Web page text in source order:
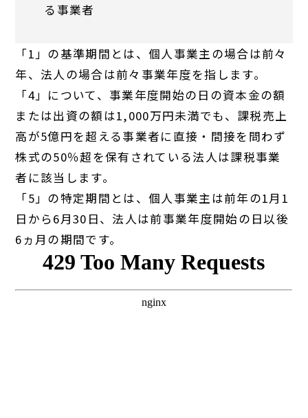
る事業者
「1」の基準期間とは、個人事業主の場合は前々
年、法人の場合は前々事業年度を指します。
「4」について、事業年度開始の日の資本金の額
または出資の額は1,000万円未満でも、課税売上
高が5億円を超える事業者に直接・間接を問わず
株式の50％超を保有されている法人は課税事業
者に該当します。
「5」の特定期間とは、個人事業主は前年の1月1
日から6月30日、法人は前事業年度開始の日以後
6ヵ月の期間です。